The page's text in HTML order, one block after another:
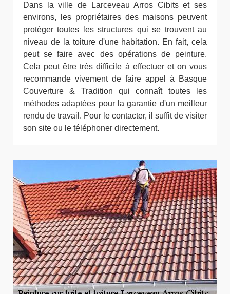
Dans la ville de Larceveau Arros Cibits et ses
environs, les propriétaires des maisons peuvent
protéger toutes les structures qui se trouvent au
niveau de la toiture d'une habitation. En fait, cela
peut se faire avec des opérations de peinture.
Cela peut être très difficile à effectuer et on vous
recommande vivement de faire appel à Basque
Couverture & Tradition qui connaît toutes les
méthodes adaptées pour la garantie d'un meilleur
rendu de travail. Pour le contacter, il suffit de visiter
son site ou le téléphoner directement.